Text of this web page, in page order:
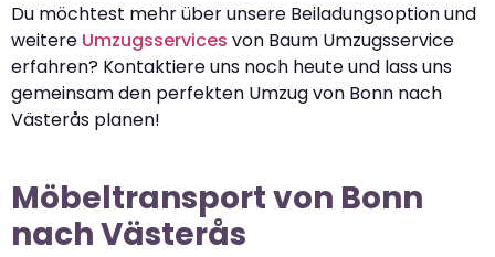
Du möchtest mehr über unsere Beiladungsoption und
weitere Umzugsservices von Baum Umzugsservice
erfahren? Kontaktiere uns noch heute und lass uns
gemeinsam den perfekten Umzug von Bonn nach
Västerås planen!
Möbeltransport von Bonn
nach Västerås